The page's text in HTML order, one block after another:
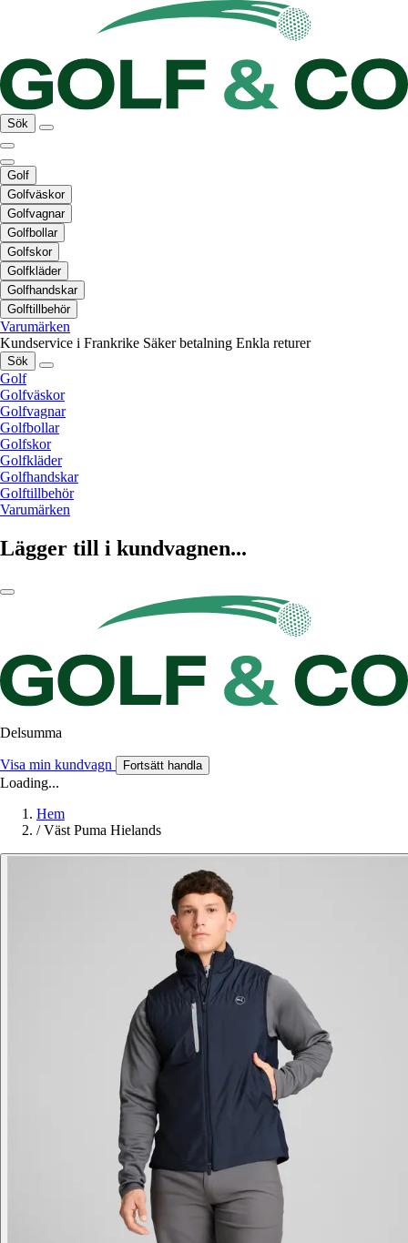
Sök
Golf
Golfväskor
Golfvagnar
Golfbollar
Golfskor
Golfkläder
Golfhandskar
Golftillbehör
Varumärken
Kundservice i Frankrike Säker betalning Enkla returer
Sök
Golf
Golfväskor
Golfvagnar
Golfbollar
Golfskor
Golfkläder
Golfhandskar
Golftillbehör
Varumärken
Lägger till i kundvagnen...
Delsumma
Visa min kundvagn Fortsätt handla
Loading...
Hem
/ Väst Puma Hielands